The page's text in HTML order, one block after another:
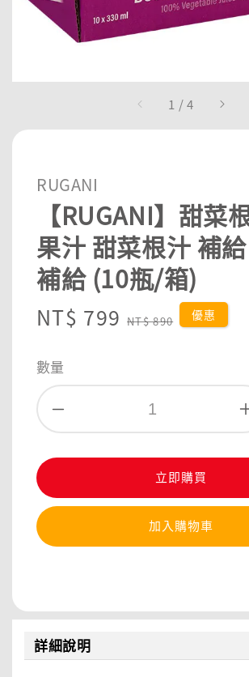
1 /4
RUGANI
【RUGANI】甜菜
果汁 甜菜根汁 補
補給 (10瓶/箱)
Sale
NT$ 799 Regular
NT$ 890 優惠
數量
立即購買
加入購物車
詳細說明